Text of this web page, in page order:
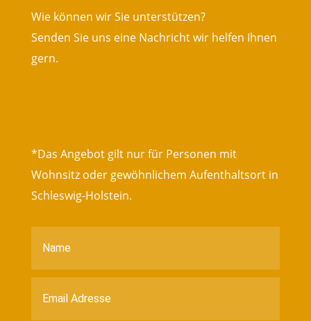
Wie können wir Sie unterstützen?
Senden Sie uns eine Nachricht wir helfen Ihnen
gern.
*Das Angebot gilt nur für Personen mit
Wohnsitz oder gewöhnlichem Aufenthaltsort in
Schleswig-Holstein.